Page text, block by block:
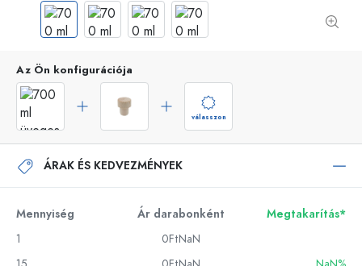
Az Ön konfigurációja
válasszon
ÁRAK ÉS KEDVEZMÉNYEK
Mennyiség Ár darabonként
Megtakarítás*
1
0FtNaN